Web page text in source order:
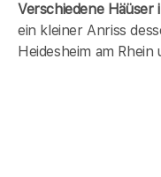
Verschiedene Häüser
ein kleiner Anriss
Heidesheim am